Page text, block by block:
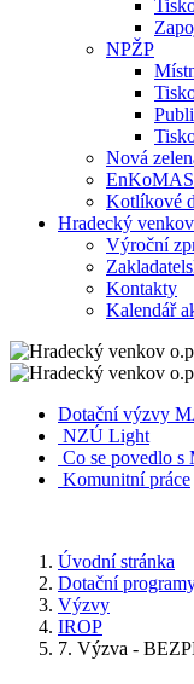
NPŽP
Nová
EnKoMAS
Kotlíkové
Hradecký venkov
Výroční
Kontakty
Kalendář
Dotační výzvy
NZÚ Light
Co se povedlo s
Komunitní práce
Úvodní stránka
Dotační
Výzvy
IROP
7. Výzva -